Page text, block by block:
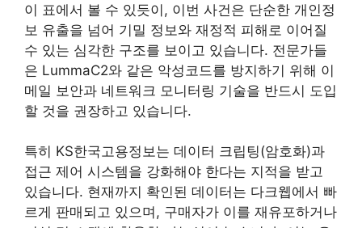
이 표에서 볼 수 있듯이, 이번 사건은 단순한 개인정
보 유출을 넘어 기밀 정보와 재정적 피해로 이어질
수 있는 심각한 구조를 보이고 있습니다. 전문가들
은 LummaC2와 같은 악성코드를 방지하기 위해 이
메일 보안과 네트워크 모니터링 기술을 반드시 도입
할 것을 권장하고 있습니다.
특히 KS한국고용정보는 데이터 크립팅(암호화)과
접근 제어 시스템을 강화해야 한다는 지적을 받고
있습니다. 현재까지 확인된 데이터는 다크웹에서 빠
르게 판매되고 있으며, 구매자가 이를 재유포하거나